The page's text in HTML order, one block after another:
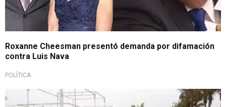
Roxanne Cheesman presentó demanda por difamación
contra Luis Nava
POLÍTICA